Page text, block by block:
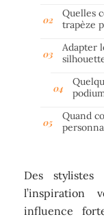
Quelles
trapèze
Adapter
Quand
Des stylistes
l’inspiration
influence